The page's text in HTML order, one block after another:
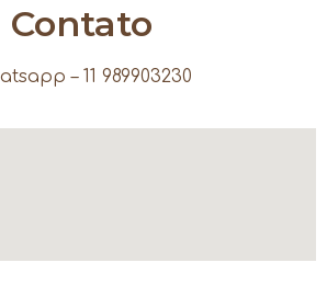
Contato
– 11 989903230